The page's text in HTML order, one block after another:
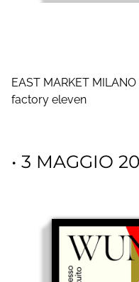
EAST MARKET
factory eleven
• 3 MAGGIO